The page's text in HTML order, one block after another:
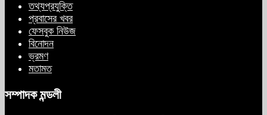
তথ্যপ্রযুক্তি
প্রবাসের খবর
ফেসবুক নিউজ
বিনোদন
ভ্রমণ
মতামত
সম্পাদক মন্ডলী